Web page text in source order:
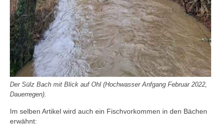
Der Sülz Bach mit Blick auf Ohl (Hochwasser Anfgang Februar 2022,
Dauerregen).
Im selben Artikel wird auch ein Fischvorkommen in den Bächen
erwähnt: